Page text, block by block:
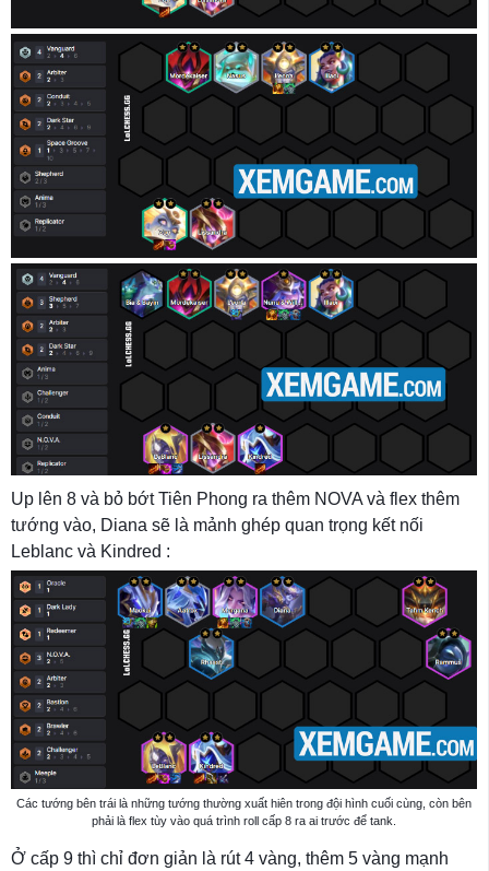
Up lên 8 và bỏ bớt Tiên Phong ra thêm NOVA và flex thêm
tướng vào, Diana sẽ là mảnh ghép quan trọng kết nối
Leblanc và Kindred :
Các tướng bên trái là những tướng thường xuất hiên trong đội hình cuối cùng, còn bên
phải là flex tùy vào quá trình roll cấp 8 ra ai trước để tank.
Ở cấp 9 thì chỉ đơn giản là rút 4 vàng, thêm 5 vàng mạnh